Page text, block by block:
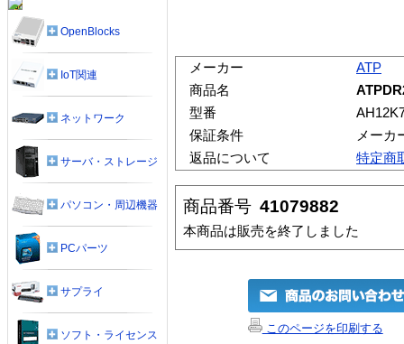
メーカー
ATP
商品名
型番
保証条件
メーカ
返品について
特定商
商品番号 41079882
本商品は販売を終了しました
このページを印刷する
OpenBlocks
IoT関連
ネットワーク
サーバ・ストレージ
パソコン・周辺機器
PCパーツ
サプライ
ソフト・ライセンス